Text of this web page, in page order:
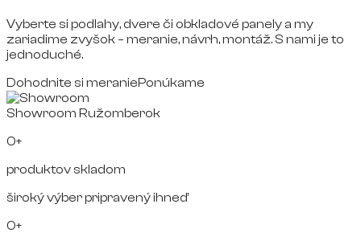
Vyberte si podlahy, dvere či obkladové panely a my
zariadime zvyšok – meranie, návrh, montáž. S nami je to
jednoduché.
Dohodnite si meraniePonúkame
Showroom Ružomberok
0+
produktov skladom
široký výber pripravený ihneď
0+